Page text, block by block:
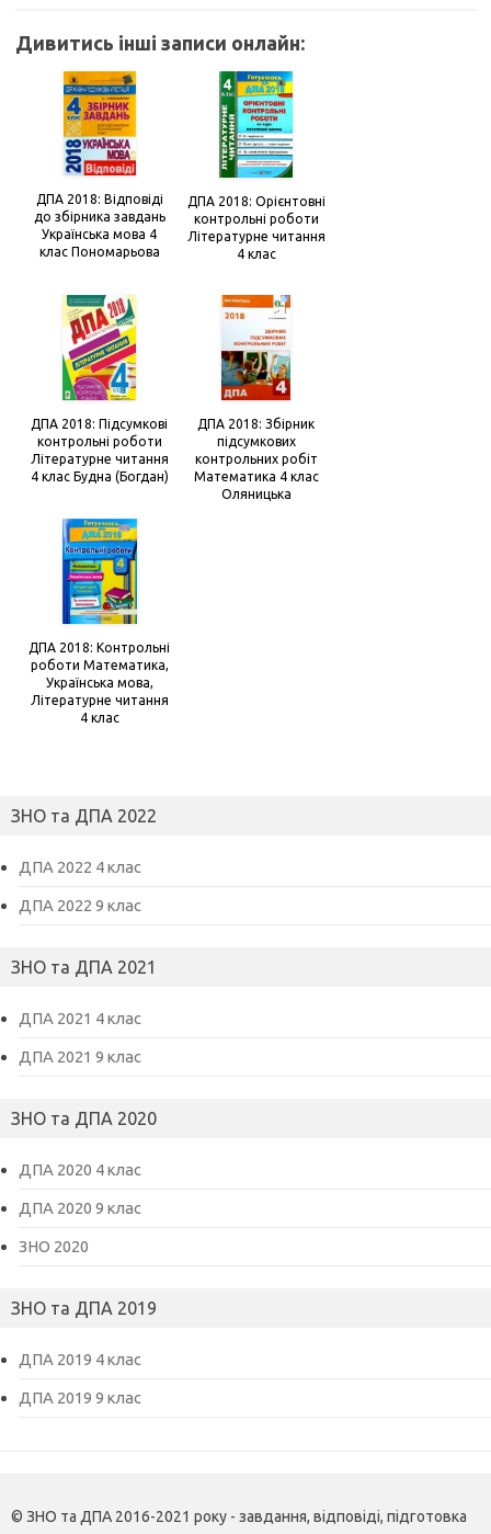
Дивитись інші записи онлайн:
ДПА 2018: Відповіді
до збірника завдань
Українська мова 4
клас Пономарьова
ДПА 2018: Орієнтовні
контрольні роботи
Літературне читання
4 клас
ДПА 2018: Підсумкові
контрольні роботи
Літературне читання
4 клас Будна (Богдан)
ДПА 2018: Збірник
підсумкових
контрольних робіт
Математика 4 клас
Оляницька
ДПА 2018: Контрольні
роботи Математика,
Українська мова,
Літературне читання
4 клас
ЗНО та ДПА 2022
ДПА 2022 4 клас
ДПА 2022 9 клас
ЗНО та ДПА 2021
ДПА 2021 4 клас
ДПА 2021 9 клас
ЗНО та ДПА 2020
ДПА 2020 4 клас
ДПА 2020 9 клас
ЗНО 2020
ЗНО та ДПА 2019
ДПА 2019 4 клас
ДПА 2019 9 клас
© ЗНО та ДПА 2016-2021 року - завдання, відповіді, підготовка